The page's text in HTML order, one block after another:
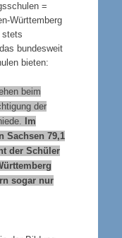
=
Württemberg
stets
bundesweit
bieten:
beim
der
Im
Sachsen 79,1
der Schüler
sogar nur